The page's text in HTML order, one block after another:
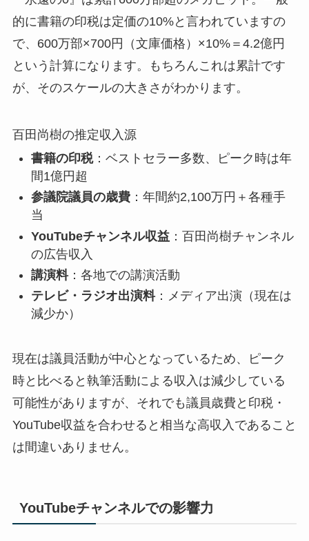
的に書籍の印税は定価の10%と言われていますの
で、600万部×700円（文庫価格）×10%＝4.2億円
という計算になります。もちろんこれは累計です
が、そのスケールの大きさがわかります。
百田尚樹の推定収入源
書籍の印税：ベストセラー多数、ピーク時は年
間1億円超
参議院議員の歳費：年間約2,100万円＋各種手
当
YouTubeチャンネル収益：百田尚樹チャンネル
の広告収入
講演料：各地での講演活動
テレビ・ラジオ出演料：メディア出演（現在は
減少か）
現在は議員活動が中心となっているため、ピーク
時と比べると執筆活動による収入は減少している
可能性がありますが、それでも議員歳費と印税・
YouTube収益を合わせると相当な高収入 であること
は間違いありません。
YouTubeチャンネルでの影響力